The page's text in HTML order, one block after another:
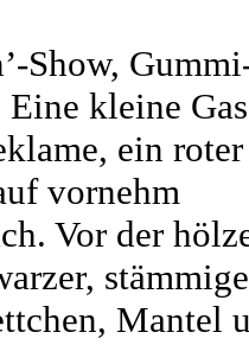
Show,
Eine kleine
ein roter
vornehm
Vor der
Mantel